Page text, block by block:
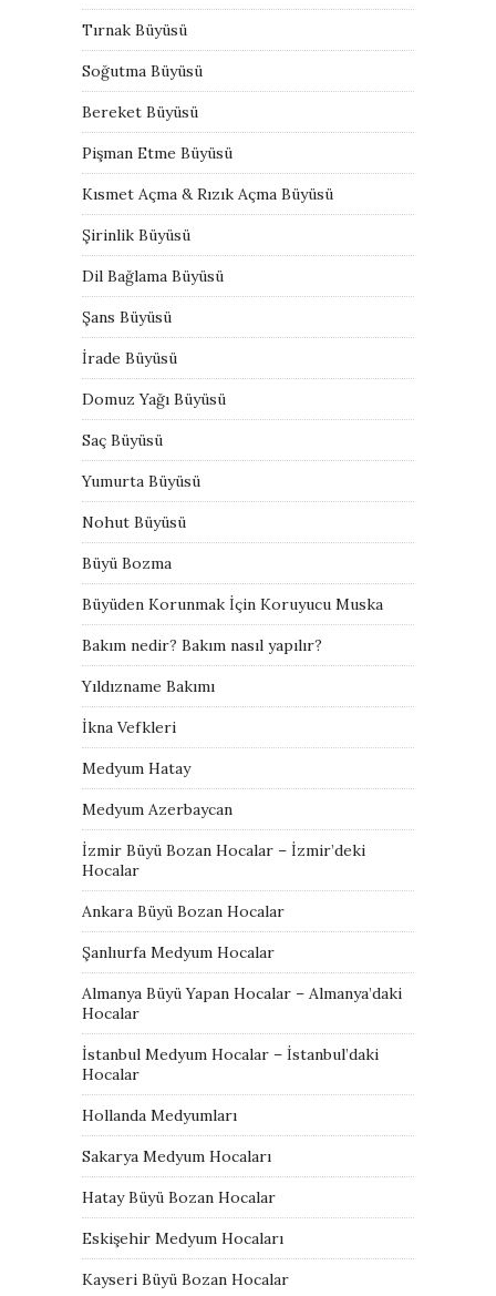
Tırnak Büyüsü
Soğutma Büyüsü
Bereket Büyüsü
Pişman Etme Büyüsü
Kısmet Açma & Rızık Açma Büyüsü
Şirinlik Büyüsü
Dil Bağlama Büyüsü
Şans Büyüsü
İrade Büyüsü
Domuz Yağı Büyüsü
Saç Büyüsü
Yumurta Büyüsü
Nohut Büyüsü
Büyü Bozma
Büyüden Korunmak İçin Koruyucu Muska
Bakım nedir? Bakım nasıl yapılır?
Yıldızname Bakımı
İkna Vefkleri
Medyum Hatay
Medyum Azerbaycan
İzmir Büyü Bozan Hocalar – İzmir’deki
Hocalar
Ankara Büyü Bozan Hocalar
Şanlıurfa Medyum Hocalar
Almanya Büyü Yapan Hocalar – Almanya’daki
Hocalar
İstanbul Medyum Hocalar – İstanbul’daki
Hocalar
Hollanda Medyumları
Sakarya Medyum Hocaları
Hatay Büyü Bozan Hocalar
Eskişehir Medyum Hocaları
Kayseri Büyü Bozan Hocalar